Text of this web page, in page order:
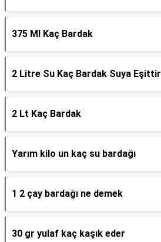
375 Ml Kaç Bardak
2 Litre Su Kaç Bardak Suya Eşittir
2 Lt Kaç Bardak
Yarım kilo un kaç su bardağı
1 2 çay bardağı ne demek
30 gr yulaf kaç kaşık eder